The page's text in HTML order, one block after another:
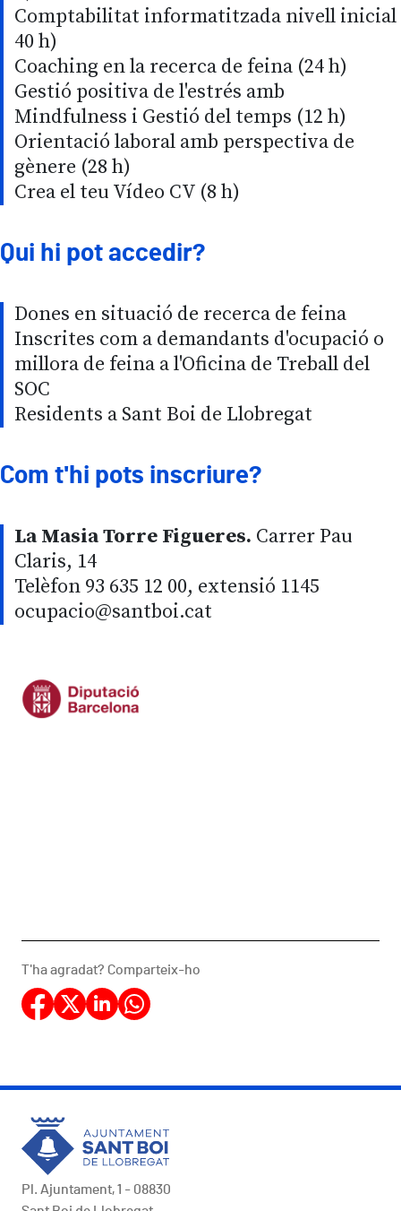
Comptabilitat informatitzada nivell inicial
40 h)
Coaching en la recerca de feina (24 h)
Gestió positiva de l'estrés amb
Mindfulness i Gestió del temps (12 h)
Orientació laboral amb perspectiva de
gènere (28 h)
Crea el teu Vídeo CV (8 h)
Qui hi pot accedir?
Dones en situació de recerca de feina
Inscrites com a demandants d'ocupació o
millora de feina a l'Oficina de Treball del
SOC
Residents a Sant Boi de Llobregat
Com t'hi pots inscriure?
La Masia Torre Figueres. Carrer Pau
Claris, 14
Telèfon 93 635 12 00, extensió 1145
ocupacio@santboi.cat
T'ha agradat? Comparteix-ho
Pl. Ajuntament, 1 - 08830